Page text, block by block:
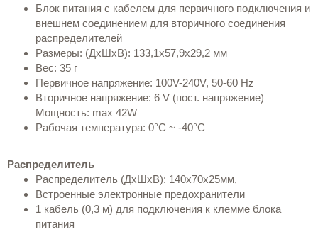
Блок питания с кабелем для первичного подключения и
внешнем соединением для вторичного соединения
распределителей
Размеры: (ДхШхВ): 133,1х57,9х29,2 мм
Вес: 35 г
Первичное напряжение: 100V-240V, 50-60 Hz
Вторичное напряжение: 6 V (пост. напряжение)
Мощность: max 42W
Рабочая температура: 0°С ~ -40°С
Распределитель
Распределитель (ДхШхВ): 140х70х25мм,
Встроенные электронные предохранители
1 кабель (0,3 м) для подключения к клемме блока
питания